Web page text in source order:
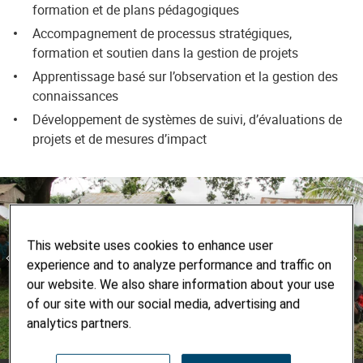
formation et de plans pédagogiques
Accompagnement de processus stratégiques,
formation et soutien dans la gestion de projets
Apprentissage basé sur l’observation et la gestion des
connaissances
Développement de systèmes de suivi, d’évaluations de
projets et de mesures d’impact
This website uses cookies to enhance user
experience and to analyze performance and traffic on
our website. We also share information about your use
of our site with our social media, advertising and
analytics partners.